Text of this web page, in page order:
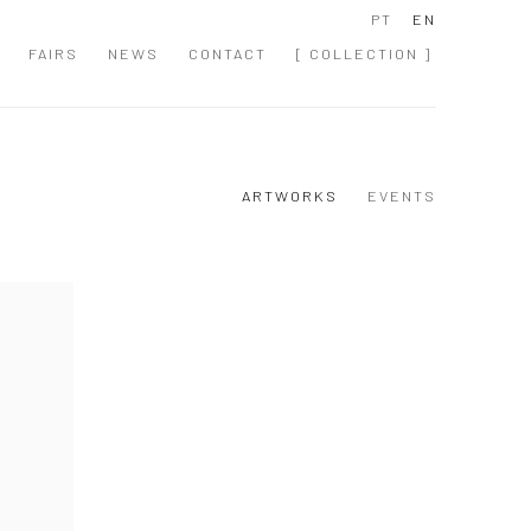
FAIRS NEWS CONTACT [ COLLECTION ]
PT EN
ARTWORKS EVENTS